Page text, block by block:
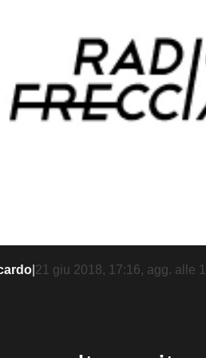
21 giu 2018, 17:16, agg. alle